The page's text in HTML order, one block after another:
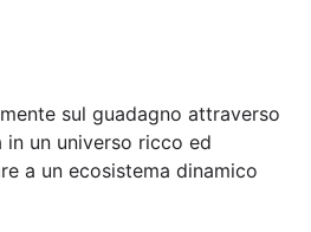
sul guadagno attraverso
in un universo ricco ed
a un ecosistema dinamico